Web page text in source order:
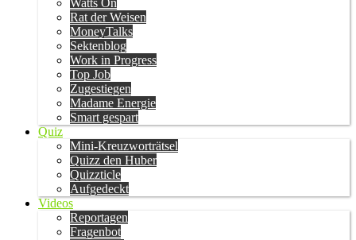
Watts On
Rat der Weisen
MoneyTalks
Sektenblog
Work in Progress
Top Job
Zugestiegen
Madame Energie
Smart gespart
Quiz
Mini-Kreuzworträtsel
Quizz den Huber
Quizzticle
Aufgedeckt
Videos
Reportagen
Fragenbot